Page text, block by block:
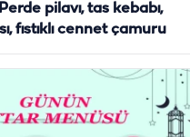
pilavı, tas kebabı,
fıstıklı cennet çamuru